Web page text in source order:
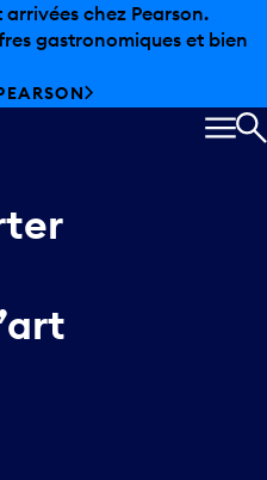
chez Pearson.
gastronomiques et bien